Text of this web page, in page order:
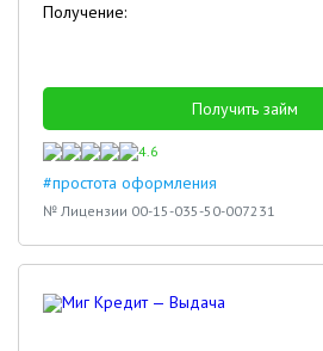
Получение:
Получить займ
4.6
#простота оформления
№ Лицензии 00-15-035-50-007231